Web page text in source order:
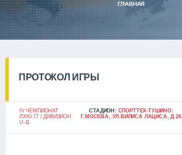
ГЛАВНАЯ
ПРОТОКОЛ ИГРЫ
IV ЧЕМПИОНАТ
ЛХЮ-77 / ДИВИЗИОН
U-11
СТАДИОН: СПОРТТЕХ-ТУШИНО:
Г.МОСКВА, УЛ.ВИЛИСА ЛАЦИСА, Д.26